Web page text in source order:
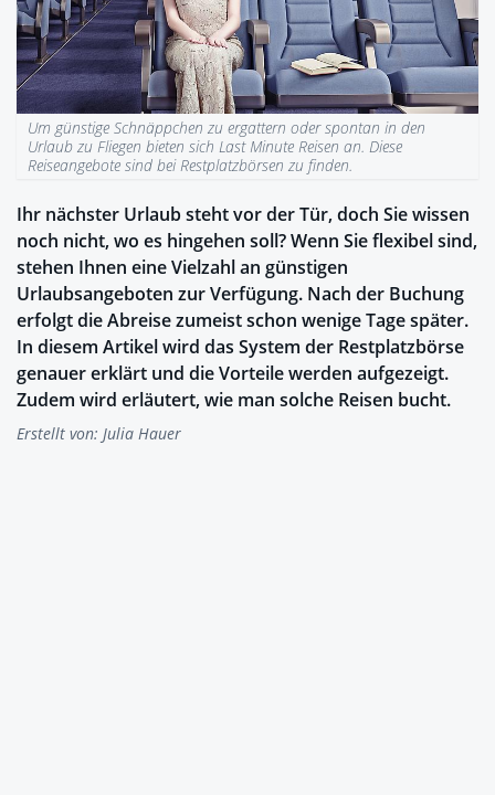
Um günstige Schnäppchen zu ergattern oder spontan in den
Urlaub zu Fliegen bieten sich Last Minute Reisen an. Diese
Reiseangebote sind bei Restplatzbörsen zu finden.
Ihr nächster Urlaub steht vor der Tür, doch Sie wissen
noch nicht, wo es hingehen soll? Wenn Sie flexibel sind,
stehen Ihnen eine Vielzahl an günstigen
Urlaubsangeboten zur Verfügung. Nach der Buchung
erfolgt die Abreise zumeist schon wenige Tage später.
In diesem Artikel wird das System der Restplatzbörse
genauer erklärt und die Vorteile werden aufgezeigt.
Zudem wird erläutert, wie man solche Reisen bucht.
Erstellt von: Julia Hauer